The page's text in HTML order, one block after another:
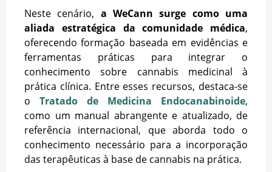
Neste cenário, a WeCann surge como uma
aliada estratégica da comunidade médica,
oferecendo formação baseada em evidências e
ferramentas práticas para integrar o
conhecimento sobre cannabis medicinal à
prática clínica. Entre esses recursos, destaca-se
o Tratado de Medicina Endocanabinoide,
como um manual abrangente e atualizado, de
referência internacional, que aborda todo o
conhecimento necessário para a incorporação
das terapêuticas à base de cannabis na prática.